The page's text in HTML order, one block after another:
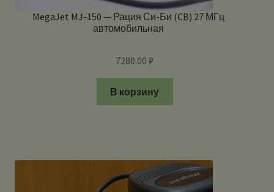
MegaJet MJ-150 — Рация Си-Би (CB) 27 МГц
автомобильная
7280.00₽
В корзину